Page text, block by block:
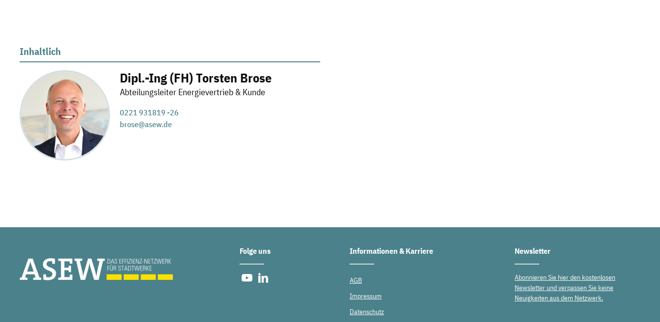
Inhaltlich
Dipl.-Ing (FH) Torsten Brose
Abteilungsleiter Energievertrieb & Kunde
0221 931819 -26
brose@asew.de
Folge uns Informationen & Karriere
AGB
Impressum
Datenschutz
Newsletter
Abonnieren Sie hier den kostenlosen
Newsletter und verpassen Sie keine
Neuigkeiten aus dem Netzwerk.